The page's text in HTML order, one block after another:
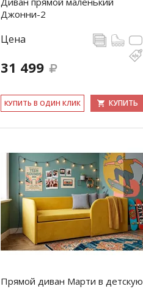
Джонни-2
Цена
31 499
КУ­ПИТЬ В ОДИН КЛИК КУПИТЬ
Прямой диван Марти в детскую